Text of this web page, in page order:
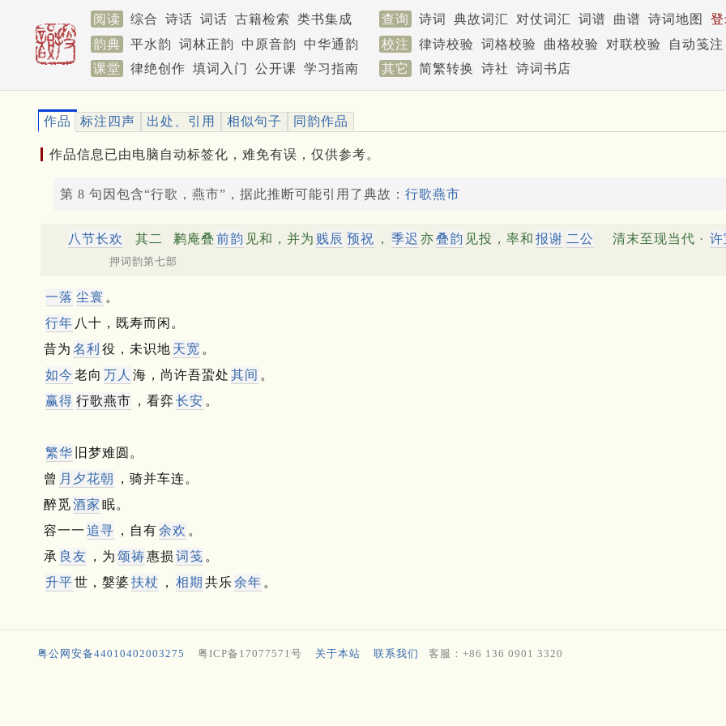
阅读 综合 诗话 词话 古籍检索 类书集成 查询 诗词 典故词汇 对仗词汇 词谱 曲谱 诗词地图
韵典
平水韵 词林正韵 中原音韵 中华通韵 校注 律诗校验 词格校验 曲格校验 对联校验
自动笺注
课堂
律绝创作 填词入门 公开课 学习指南 其它 简繁转换 诗社 诗词书店
作品 标注四声 出处、引用 相似句子 同韵作品
作品信息已由电脑自动标签化，难免有误，仅供参考。
第 8 句因包含“行歌，燕市”，据此推断可能引用了典故： 行歌燕市
八节长欢 其二 鹣庵叠 前韵 见和，并为 贱辰 预祝 ， 季迟 亦叠韵 见投，率和 报谢 二公 清末至现当代 · 许
押词韵第七部
一落 尘寰 。
行年 八十，既寿而闲。
昔为 名利 役，未识地 天宽 。
如今 老向 万人 海，尚许吾蛩处 其间 。
赢得 行歌燕市 ，看弈长安 。
繁华 旧梦难圆。
曾 月夕花朝
，骑并车连。
醉觅酒家 眠。
容一一 追寻 ，自有余欢 。
承 良友 ，为 颂祷惠损 词笺 。
升平世，媻婆扶杖 ， 相期 共乐余年 。
粤公网安备44010402003275 粤ICP备17077571号 关于本站 联系我们 客服：+86 136 0901 3320